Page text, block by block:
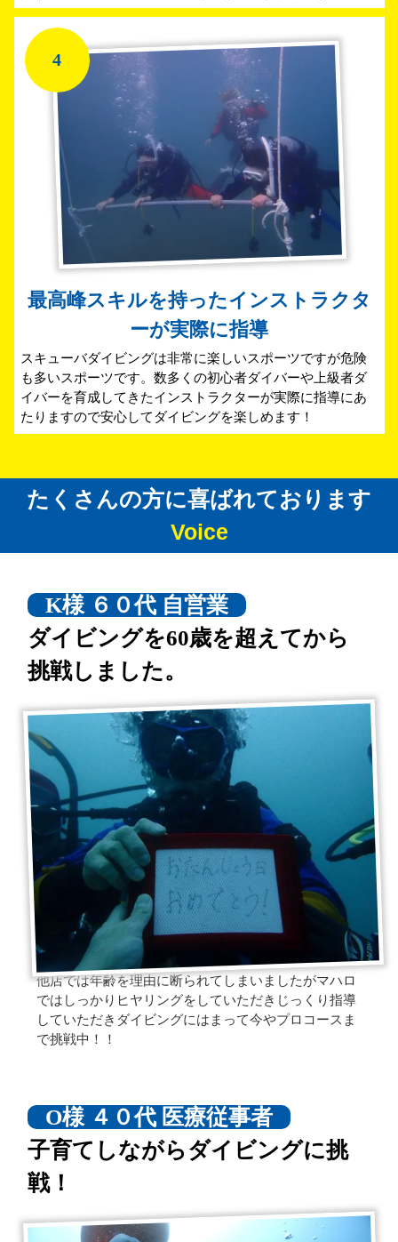
4
最高峰スキルを持ったインストラクタ
ーが実際に指導
スキューバダイビングは非常に楽しいスポーツですが危険
も多いスポーツです。数多くの初心者ダイバーや上級者ダ
イバーを育成してきたインストラクターが実際に指導にあ
たりますので安心してダイビングを楽しめます！
たくさんの方に喜ばれております
Voice
K様 ６０代 自営業
ダイビングを60歳を超えてから
挑戦しました。
他店では年齢を理由に断られてしまいましたがマハロ
ではしっかりヒヤリングをしていただきじっくり指導
していただきダイビングにはまって今やプロコースま
で挑戦中！！
O様 ４０代 医療従事者
子育てしながらダイビングに挑
戦！